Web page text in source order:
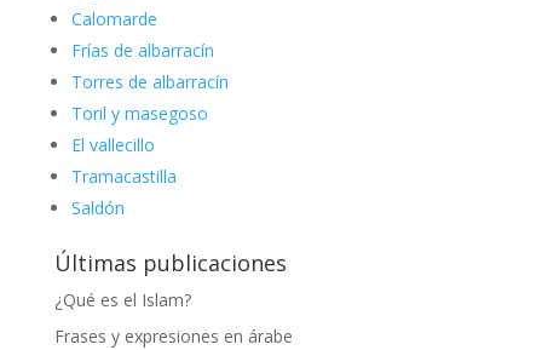
Calomarde
Frías de albarracín
Torres de albarracín
Toril y masegoso
El vallecillo
Tramacastilla
Saldón
Últimas publicaciones
¿Qué es el Islam?
Frases y expresiones en árabe